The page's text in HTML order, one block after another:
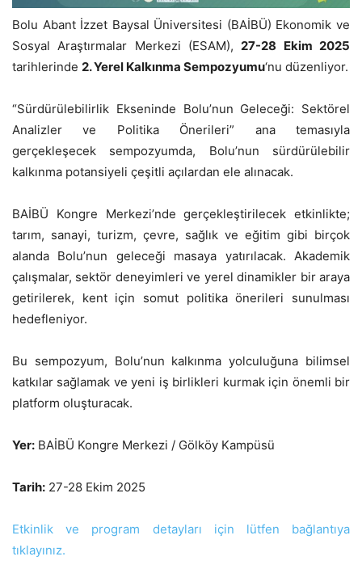
Bolu Abant İzzet Baysal Üniversitesi (BAİBÜ) Ekonomik ve
Sosyal Araştırmalar Merkezi (ESAM),27-28 Ekim 2025
tarihlerinde 2. Yerel Kalkınma Sempozyumu‘nu düzenliyor.
“Sürdürülebilirlik Ekseninde Bolu’nun Geleceği: Sektörel
Analizler ve Politika Önerileri” ana temasıyla
gerçekleşecek sempozyumda, Bolu’nun sürdürülebilir
kalkınma potansiyeli çeşitli açılardan ele alınacak.
BAİBÜ Kongre Merkezi’nde gerçekleştirilecek etkinlikte;
tarım, sanayi, turizm, çevre, sağlık ve eğitim gibi birçok
alanda Bolu’nun geleceği masaya yatırılacak. Akademik
çalışmalar, sektör deneyimleri ve yerel dinamikler bir araya
getirilerek, kent için somut politika önerileri sunulması
hedefleniyor.
Bu sempozyum, Bolu’nun kalkınma yolculuğuna bilimsel
katkılar sağlamak ve yeni iş birlikleri kurmak için önemli bir
platform oluşturacak.
Yer: BAİBÜ Kongre Merkezi / Gölköy Kampüsü
Tarih: 27-28 Ekim 2025
Etkinlik ve program detayları için lütfen bağlantıya
tıklayınız.